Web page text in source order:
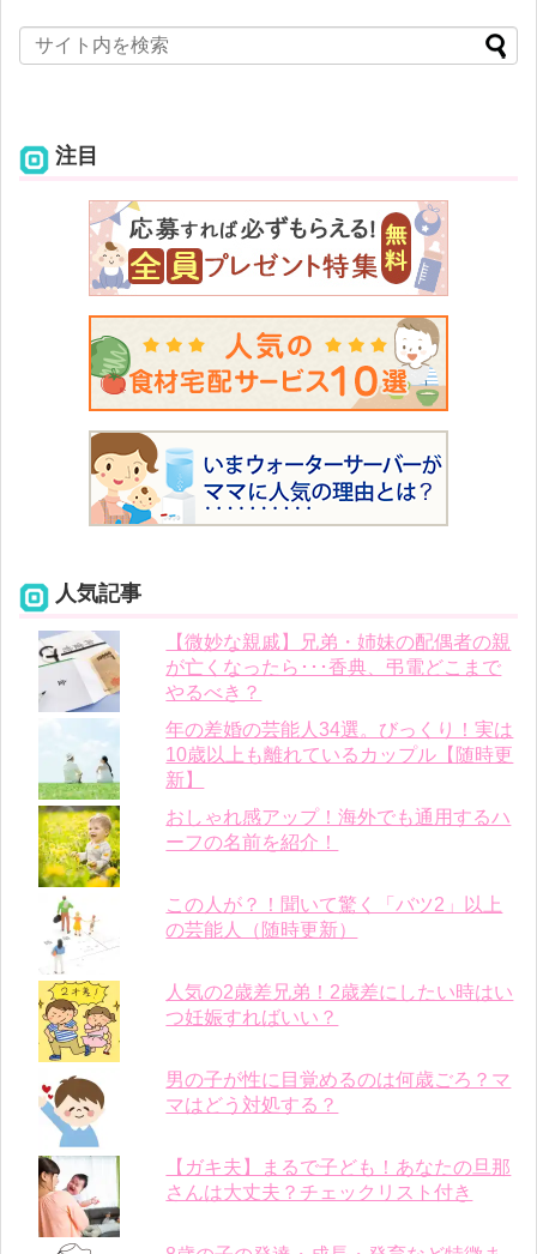
注目
人気記事
【微妙な親戚】兄弟・姉妹の配偶者の親
が亡くなったら･･･香典、弔電どこまで
やるべき？
年の差婚の芸能人34選。びっくり！実は
10歳以上も離れているカップル【随時更
新】
おしゃれ感アップ！海外でも通用するハ
ーフの名前を紹介！
この人が？！聞いて驚く「バツ2」以上
の芸能人（随時更新）
人気の2歳差兄弟！2歳差にしたい時はい
つ妊娠すればいい？
男の子が性に目覚めるのは何歳ごろ？マ
マはどう対処する？
【ガキ夫】まるで子ども！あなたの旦那
さんは大丈夫？チェックリスト付き